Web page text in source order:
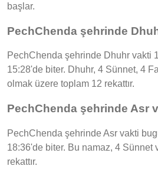
başlar.
PechChenda şehrinde
PechChenda şehrinde Dhuhr vakti
15:28'de biter. Dhuhr, 4 Sünnet, 4
olmak üzere toplam 12 rekattır.
PechChenda şehrinde Asr
PechChenda şehrinde Asr vakti
18:36'de biter. Bu namaz, 4 Sünnet
rekattır.